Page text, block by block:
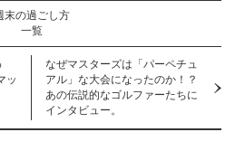
末の過ごし方
一覧
ッ
なぜマスターズは「パーペチュ
アル」な大会になったのか！？
あの伝説的なゴルファーたちに
インタビュー。